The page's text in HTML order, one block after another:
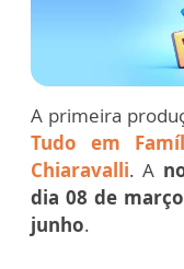
A primeira
Tudo em
Chiaravalli. A
dia 08 de
junho.